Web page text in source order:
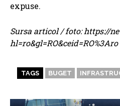
expuse.
Sursa articol / foto: https://
hl=ro&gl=RO&ceid=RO%3Aro
TAGS BUGET